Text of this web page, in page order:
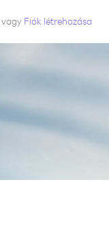
vagy Fiók létrehozása